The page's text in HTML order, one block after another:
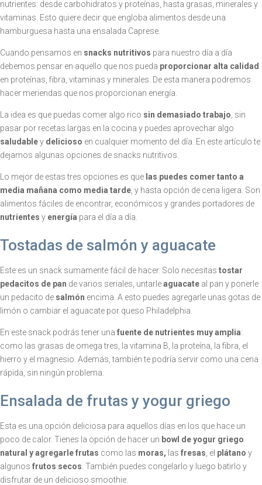
nutrientes: desde carbohidratos y proteínas, hasta grasas, minerales y
vitaminas. Esto quiere decir que engloba alimentos desde una
hamburguesa hasta una ensalada Caprese.
Cuando pensamos en snacks nutritivos para nuestro día a día
debemos pensar en aquello que nos pueda proporcionar alta calidad
en proteínas, fibra, vitaminas y minerales. De esta manera podremos
hacer meriendas que nos proporcionan energía.
La idea es que puedas comer algo rico sin demasiado trabajo , sin
pasar por recetas largas en la cocina y puedes aprovechar algo
saludabley delicioso en cualquier momento del día. En este artículo te
dejamos algunas opciones de snacks nutritivos.
Lo mejor de estas tres opciones es que las puedes comer tanto a
media mañana como media tarde , y hasta opción de cena ligera. Son
alimentos fáciles de encontrar, económicos y grandes portadores de
nutrientes y energía para el día a día.
Tostadas de salmón y aguacate
Este es un snack sumamente fácil de hacer. Solo necesitas tostar
pedacitos de pan de varios seriales, untarleaguacate al pan y ponerle
un pedacito de salmón encima. A esto puedes agregarle unas gotas de
limón o cambiar el aguacate por queso Philadelphia.
En este snack podrás tener una fuente de nutrientes muy amplia:
como las grasas de omega tres, la vitamina B, la proteína, la fibra, el
hierro y el magnesio. Además, también te podría servir como una cena
rápida, sin ningún problema.
Ensalada de frutas y yogur griego
Esta es una opción deliciosa para aquellos días en los que hace un
poco de calor. Tienes la opción de hacer un bowl de yogur griego
natural y agregarle frutas como las moras, las fresas , el plátano y
algunos frutos secos . También puedes congelarlo y luego batirlo y
disfrutar de un delicioso smoothie.